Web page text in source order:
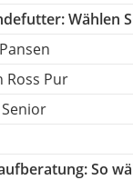
Wählen
Ross Pur
: So